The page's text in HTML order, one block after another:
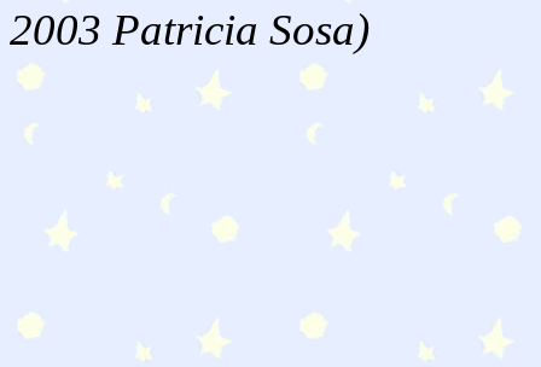
2003 Patricia Sosa)